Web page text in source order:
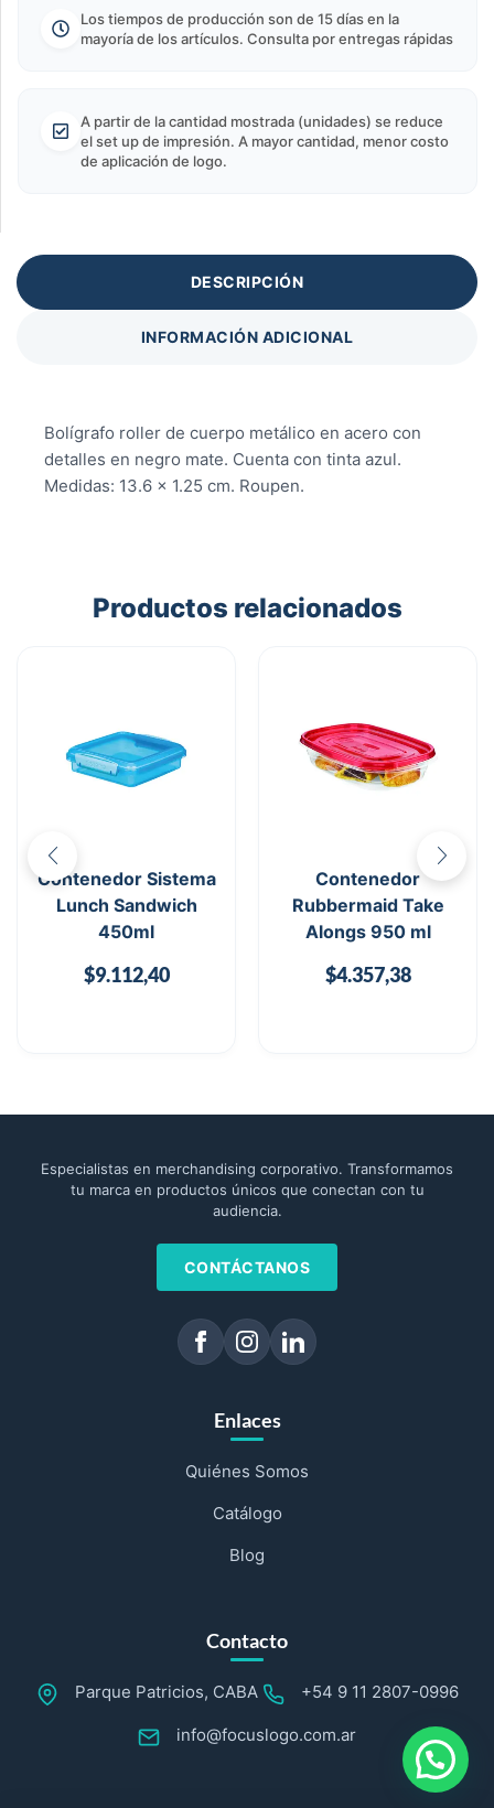
Los tiempos de producción son de 15 días en la
mayoría de los artículos. Consulta por entregas rápidas
A partir de la cantidad mostrada (unidades) se reduce
el set up de impresión. A mayor cantidad, menor costo
de aplicación de logo.
DESCRIPCIÓN
INFORMACIÓN ADICIONAL
Bolígrafo roller de cuerpo metálico en acero con
detalles en negro mate. Cuenta con tinta azul.
Medidas: 13.6 x 1.25 cm. Roupen.
Productos relacionados
Contenedor Sistema
Lunch Sandwich
450ml
$9.112,40
Contenedor
Rubbermaid Take
Alongs 950 ml
$4.357,38
Especialistas en merchandising corporativo. Transformamos
tu marca en productos únicos que conectan con tu
audiencia.
CONTÁCTANOS
Enlaces
Quiénes Somos
Catálogo
Blog
Contacto
Parque Patricios, CABA +54 9 11 2807-0996
info@focuslogo.com.ar